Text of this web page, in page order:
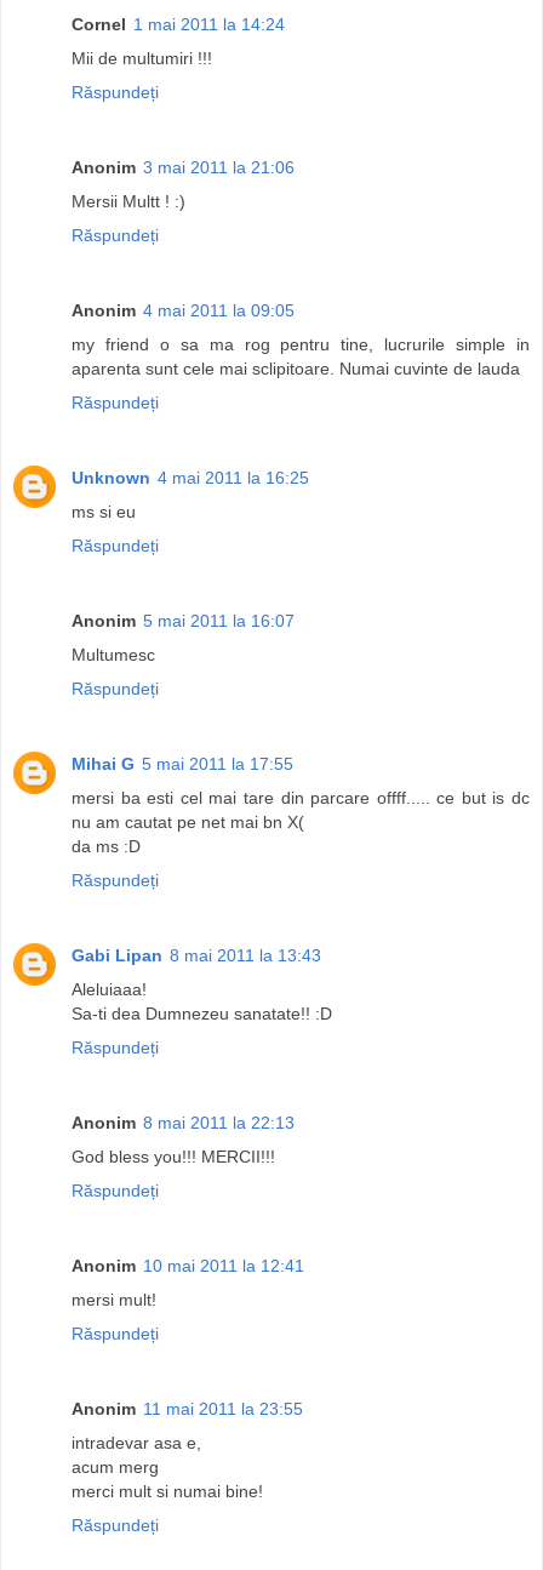
Cornel 1 mai 2011 la 14:24
Mii de multumiri !!!
Răspundeți
Anonim 3 mai 2011 la 21:06
Mersii Multt ! :)
Răspundeți
Anonim 4 mai 2011 la 09:05
my friend o sa ma rog pentru tine, lucrurile simple in
aparenta sunt cele mai sclipitoare. Numai cuvinte de lauda
Răspundeți
Unknown 4 mai 2011 la 16:25
ms si eu
Răspundeți
Anonim 5 mai 2011 la 16:07
Multumesc
Răspundeți
Mihai G 5 mai 2011 la 17:55
mersi ba esti cel mai tare din parcare offff..... ce but is dc
nu am cautat pe net mai bn X(
da ms :D
Răspundeți
Gabi Lipan 8 mai 2011 la 13:43
Aleluiaaa!
Sa-ti dea Dumnezeu sanatate!! :D
Răspundeți
Anonim 8 mai 2011 la 22:13
God bless you!!! MERCII!!!
Răspundeți
Anonim 10 mai 2011 la 12:41
mersi mult!
Răspundeți
Anonim 11 mai 2011 la 23:55
intradevar asa e,
acum merg
merci mult si numai bine!
Răspundeți